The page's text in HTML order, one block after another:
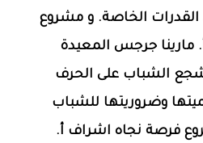
القدرات الخاصة. و مشروع
مارينا جرجس المعيدة
الشباب على الحرف
وضروريتها للشباب
فرصة نجاه اشراف أ.